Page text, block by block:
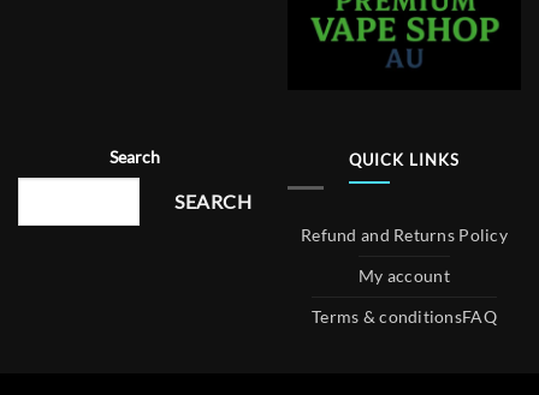
Search
SEARCH
QUICK LINKS
Refund and Returns Policy
My account
Terms & conditionsFAQ